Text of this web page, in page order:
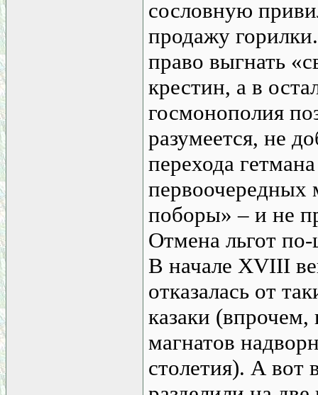
сословную
продажу
право выгнать
крестин, а в
госмонополия
разумеется, не
перехода
первоочередных
поборы» – и не
Отмена льгот по-
В начале XVIII
отказалась от
казаки
магнатов
столетия). А вот